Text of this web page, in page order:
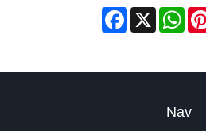
Facebook
X
Nav